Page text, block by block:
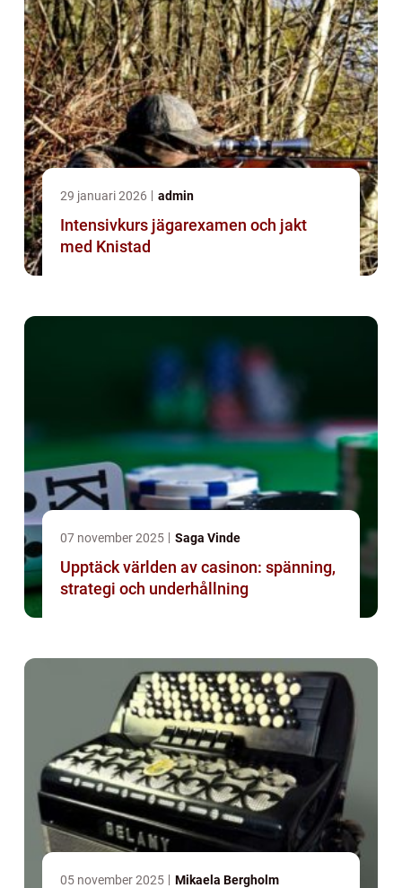
29 januari 2026 admin
Intensivkurs jägarexamen och jakt
med Knistad
07 november 2025 Saga Vinde
Upptäck världen av casinon: spänning,
strategi och underhållning
05 november 2025 Mikaela Bergholm